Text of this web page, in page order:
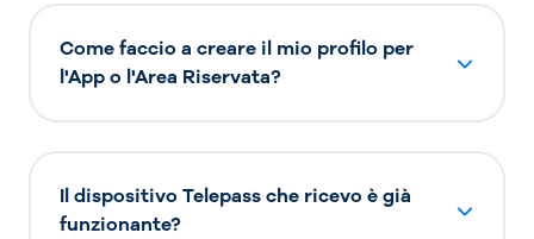
Come faccio a creare il mio profilo per
l'App o l'Area Riservata?
Il dispositivo Telepass che ricevo è già
funzionante?